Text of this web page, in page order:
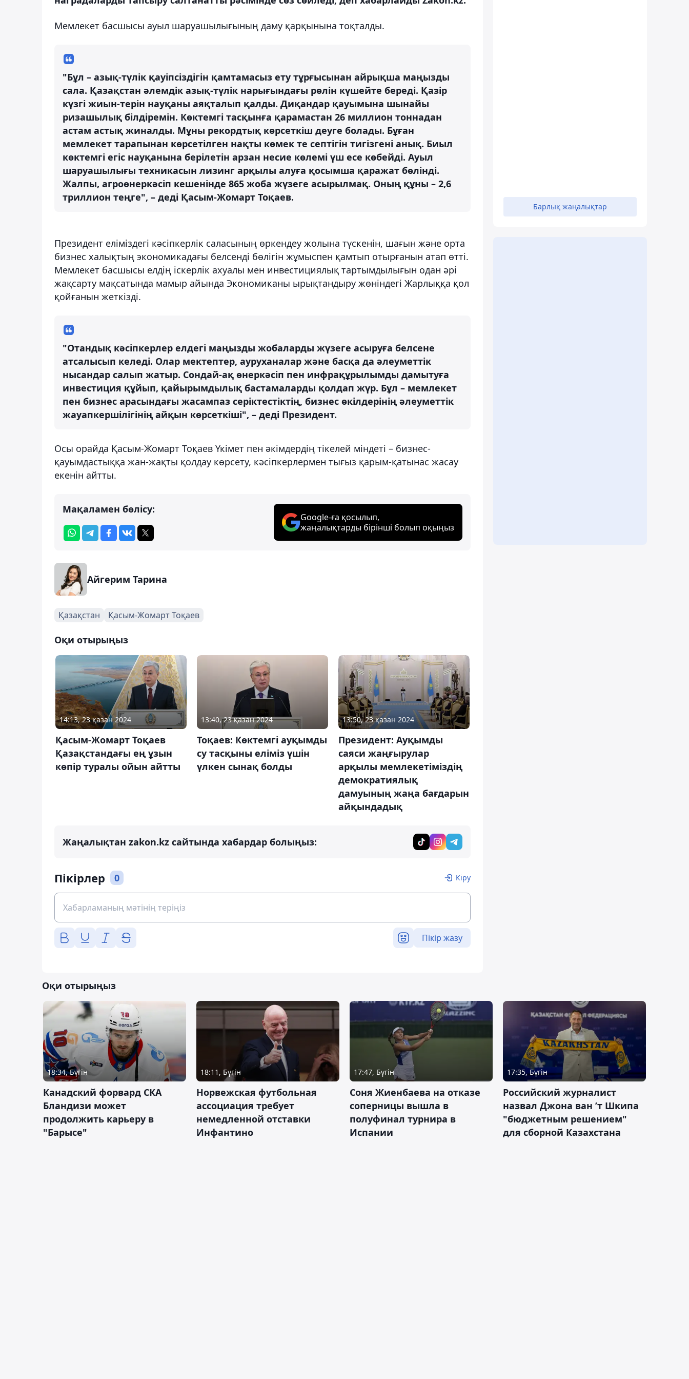
Мемлекет басшысы ауыл шаруашылығының даму қарқынына тоқталды.
"Бұл – азық-түлік қауіпсіздігін қамтамасыз ету тұрғысынан айрықша маңызды
сала. Қазақстан әлемдік азық-түлік нарығындағы рөлін күшейте береді. Қазір
күзгі жиын-терін науқаны аяқталып қалды. Диқандар қауымына шынайы
ризашылық білдіремін. Көктемгі тасқынға қарамастан 26 миллион тоннадан
астам астық жиналды. Мұны рекордтық көрсеткіш деуге болады. Бұған
мемлекет тарапынан көрсетілген нақты көмек те септігін тигізгені анық. Биыл
көктемгі егіс науқанына берілетін арзан несие көлемі үш есе көбейді. Ауыл
шаруашылығы техникасын лизинг арқылы алуға қосымша қаражат бөлінді.
Жалпы, агроөнеркәсіп кешенінде 865 жоба жүзеге асырылмақ. Оның құны – 2,6
триллион теңге", – деді Қасым-Жомарт Тоқаев.
Президент еліміздегі кәсіпкерлік саласының өркендеу жолына түскенін, шағын және орта
бизнес халықтың экономикадағы белсенді бөлігін жұмыспен қамтып отырғанын атап өтті.
Мемлекет басшысы елдің іскерлік ахуалы мен инвестициялық тартымдылығын одан әрі
жақсарту мақсатында мамыр айында Экономиканы ырықтандыру жөніндегі Жарлыққа қол
қойғанын жеткізді.
"Отандық кәсіпкерлер елдегі маңызды жобаларды жүзеге асыруға белсене
атсалысып келеді. Олар мектептер, ауруханалар және басқа да әлеуметтік
нысандар салып жатыр. Сондай-ақ өнеркәсіп пен инфрақұрылымды дамытуға
инвестиция құйып, қайырымдылық бастамаларды қолдап жүр. Бұл – мемлекет
пен бизнес арасындағы жасампаз серіктестіктің, бизнес өкілдерінің әлеуметтік
жауапкершілігінің айқын көрсеткіші", – деді Президент.
Осы орайда Қасым-Жомарт Тоқаев Үкімет пен әкімдердің тікелей міндеті – бизнес-
қауымдастыққа жан-жақты қолдау көрсету, кәсіпкерлермен тығыз қарым-қатынас жасау
екенін айтты.
Мақаламен бөлісу:
Google-ға қосылып,
жаңалықтарды бірінші болып оқыңыз
Айгерим Тарина
Қазақстан Қасым-Жомарт Тоқаев
Оқи отырыңыз
14:13, 23 қазан 2024
Қасым-Жомарт Тоқаев
Қазақстандағы ең ұзын
көпір туралы ойын айтты
13:40, 23 қазан 2024
Тоқаев: Көктемгі ауқымды
су тасқыны еліміз үшін
үлкен сынақ болды
13:50, 23 қазан 2024
Президент: Ауқымды
саяси жаңғырулар
арқылы мемлекетіміздің
демократиялық
дамуының жаңа бағдарын
айқындадық
Жаңалықтан zakon.kz сайтында хабардар болыңыз:
Пікірлер 0 Кіру
Пікір жазу
Барлық жаңалықтар
Оқи отырыңыз
18:34, Бүгін
Канадский форвард СКА
Бландизи может
продолжить карьеру в
"Барысе"
18:11, Бүгін
Норвежская футбольная
ассоциация требует
немедленной отставки
Инфантино
17:47, Бүгін
Соня Жиенбаева на отказе
соперницы вышла в
полуфинал турнира в
Испании
17:35, Бүгін
Российский журналист
назвал Джона ван ’т Шкипа
"бюджетным решением"
для сборной Казахстана